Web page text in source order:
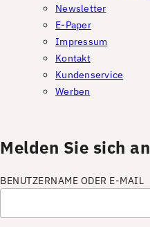
Newsletter
E-Paper
Impressum
Kontakt
Kundenservice
Werben
Melden Sie sich an
BENUTZERNAME ODER E-MAIL